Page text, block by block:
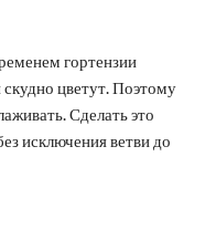
гортензии
скудно цветут. Поэтому
Сделать это
исключения ветви до